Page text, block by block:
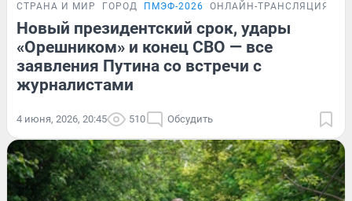
СТРАНА И МИР ГОРОД ПМЭФ-2026 ОНЛАЙН-ТРАНСЛЯЦИЯ
Новый президентский срок, удары
«Орешником» и конец СВО — все
заявления Путина со встречи с
журналистами
4 июня, 2026, 20:45 510 Обсудить